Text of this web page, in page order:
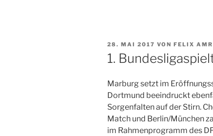
VERÖFFENTLICHT
AM
28. MAI 2017 VON FELIX
1.
Marburg setzt im
Dortmund beeindruckt
Sorgenfalten auf der Stirn.
Match und Berlin/München
im Rahmenprogramm des